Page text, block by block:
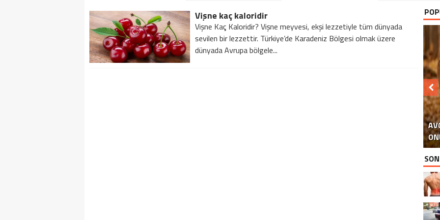
Vişne kaç kaloridir
Vişne Kaç Kaloridir? Vişne meyvesi, ekşi lezzetiyle tüm dünyada
sevilen bir lezzettir. Türkiye’de Karadeniz Bölgesi olmak üzere
dünyada Avrupa bölgele...